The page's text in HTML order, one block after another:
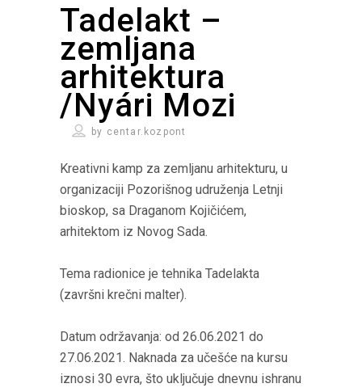
Tadelakt –
zemljana
arhitektura
/Nyári Mozi
by centar.kozpont
Kreativni kamp za zemljanu arhitekturu, u
organizaciji Pozorišnog udruženja Letnji
bioskop, sa Draganom Kojičićem,
arhitektom iz Novog Sada.
Tema radionice je tehnika Tadelakta
(završni krečni malter).
Datum održavanja: od 26.06.2021 do
27.06.2021. Naknada za učešće na kursu
iznosi 30 evra, što uključuje dnevnu ishranu